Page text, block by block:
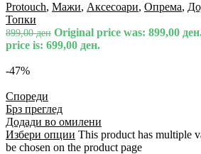
Protouch, Мажи, Аксесоари, Опрема,
Топки
899,00ден Original price was: 899,00
price is: 699,00 ден.
-47%
Спореди
Брз преглед
Додади во омилени
Избери опции This product has multiple
be chosen on the product page